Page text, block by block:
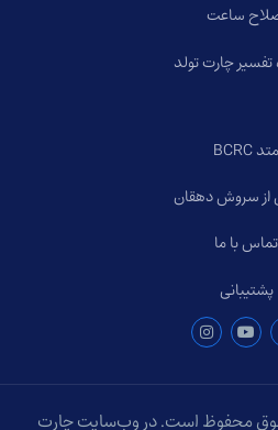
ساعت
چارت تولد
متد BCRC
از سروش دهقان
تماس با ما
پشتیبانی
حقوق محفوظ است. در وب‌سایت چارت